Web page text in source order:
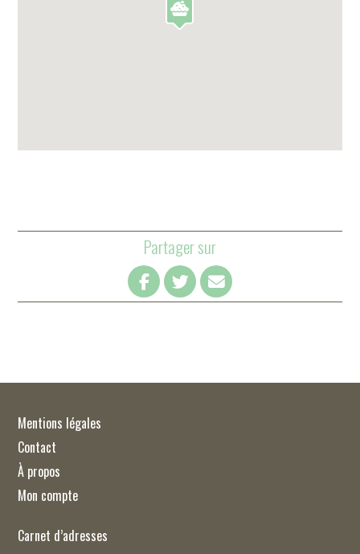
Partager sur
Mentions légales
Contact
À propos
Mon compte
Carnet d’adresses